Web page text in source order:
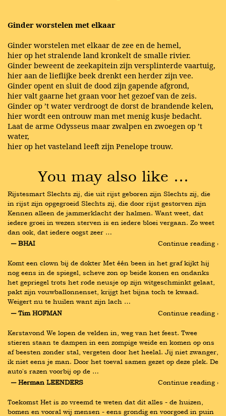
Ginder worstelen met elkaar
Ginder worstelen met elkaar de zee en de hemel,
hier op het stralende land kronkelt de smalle rivier.
Ginder beweent de zeekapitein zijn versplinterde vaartuig,
hier aan de lieflijke beek drenkt een herder zijn vee.
Ginder opent en sluit de dood zijn gapende afgrond,
hier valt gaarne het graan voor het gezoef van de zeis.
Ginder op ’t water verdroogt de dorst de brandende kelen,
hier wordt een ontrouw man met menig kusje bedacht.
Laat de arme Odysseus maar zwalpen en zwoegen op ’t
water,
hier op het vasteland leeft zijn Penelope trouw.
You may also like …
Rijstesmart Slechts zij, die uit rijst geboren zijn Slechts zij, die
in rijst zijn opgegroeid Slechts zij, die door rijst gestorven zijn
Kennen alleen de jammerklacht der halmen. Want weet, dat
iedere groei in wezen sterven is en iedere bloei vergaan. Zo weet
dan ook, dat iedere oogst zeer …
― BHAI
Continue reading ›
Komt een clown bij de dokter Met één been in het graf kijkt hij
nog eens in de spiegel, scheve zon op beide konen en ondanks
het gepriegel trots het rode neusje op zijn witgeschminkt gelaat,
pakt zijn vouwballonnenset, krijgt het bijna toch te kwaad.
Weigert nu te huilen want zijn lach …
― Tim HOFMAN
Continue reading ›
Kerstavond We lopen de velden in, weg van het feest. Twee
stieren staan te dampen in een zompige weide en komen op ons
af beesten zonder stal, vergeten door het heelal. Jij niet zwanger,
ik niet eens je man. Door het toeval samen gezet op deze plek. De
auto's razen voorbij op de …
― Herman LEENDERS
Continue reading ›
Toekomst Het is zo vreemd te weten dat dit alles - de huizen,
bomen en vooral wij mensen - eens grondig en voorgoed in puin